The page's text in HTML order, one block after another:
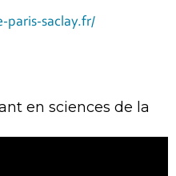
paris-saclay.fr/
en sciences de la